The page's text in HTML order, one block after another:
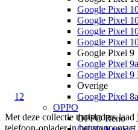
Google Pixel
Google Pixel
Google Pixel
Google Pixel
Google Pixel 9
Google Pixel 9a
Google Pixel 9
Overige
Google Pixel 8a
OPPO
OPPO Reno
1 2
Met deze collectie thuisladers
telefoon-oplader in het stopcontact